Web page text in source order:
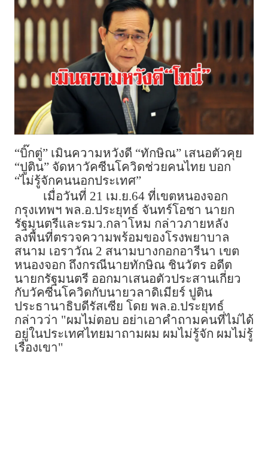
“บิ๊กตู่” เมินความหวังดี “ทักษิณ” เสนอตัวคุย
“ปูติน” จัดหาวัคซีนโควิดช่วยคนไทย บอก
“ไม่รู้จักคนนอกประเทศ”
เมื่อวันที่ 21 เม.ย.64 ที่เขตหนองจอก
กรุงเทพฯ พล.อ.ประยุทธ์ จันทร์โอชา นายก
รัฐมนตรีและรมว.กลาโหม กล่าวภายหลัง
ลงพื้นที่ตรวจความพร้อมของโรงพยาบาล
สนาม เอราวัณ 2 สนามบางกอกอารีนา เขต
หนองจอก ถึงกรณีนายทักษิณ ชินวัตร อดีต
นายกรัฐมนตรี ออกมาเสนอตัวประสานเกี่ยว
กับวัคซีนโควิดกับนายวลาดิเมียร์ ปูติน
ประธานาธิบดีรัสเซีย โดย พล.อ.ประยุทธ์
กล่าวว่า "ผมไม่ตอบ อย่าเอาคำถามคนที่ไม่ได้
อยู่ในประเทศไทยมาถามผม ผมไม่รู้จัก ผมไม่รู้
เรื่องเขา"